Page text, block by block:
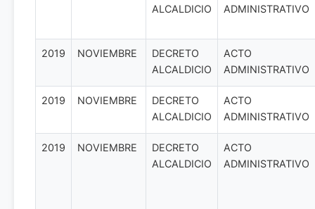
ALCALDICIO
ADMINISTRATIVO
2019 NOVIEMBRE
DECRETO
ALCALDICIO
ACTO
ADMINISTRATIVO
2019 NOVIEMBRE
DECRETO
ALCALDICIO
ACTO
ADMINISTRATIVO
2019 NOVIEMBRE
DECRETO
ALCALDICIO
ACTO
ADMINISTRATIVO